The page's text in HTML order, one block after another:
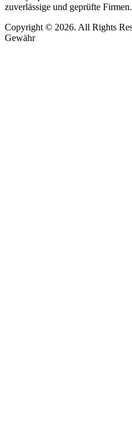
zuverlässige und geprüfte Firmen.
Copyright © 2026. All Rights
Gewähr